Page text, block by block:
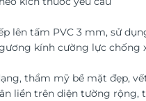
lên tấm PVC 3 mm, sử
kính cường lực chống
thẩm mỹ bề mặt đẹp,
liền trên diện tường rộng,